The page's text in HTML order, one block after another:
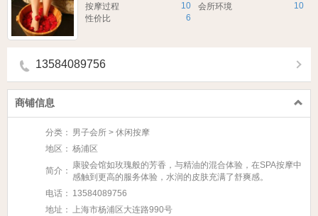
10
按摩过程 10
会所环境
6
性价比
13584089756
商铺信息
分类： 男子会所 > 休闲按摩
地区： 杨浦区
简介：
康骏会馆如玫瑰般的芳香，与精油的混合体验，在SPA按摩中
感触到更高的服务体验，水润的皮肤充满了舒爽感。
电话： 13584089756
地址： 上海市杨浦区大连路990号